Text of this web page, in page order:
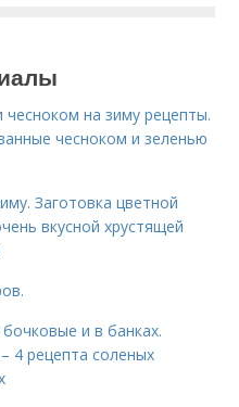
на зиму рецепты.
чесноком и зеленью
Заготовка цветной
вкусной хрустящей
и в банках.
4 рецепта соленых